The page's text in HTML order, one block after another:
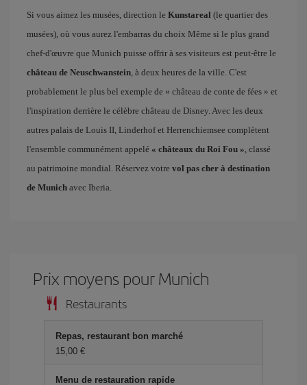
Si vous aimez les musées, direction le Kunstareal (le quartier des
musées), où vous aurez l'embarras du choix Même si le plus grand
chef-d'œuvre que Munich puisse offrir à ses visiteurs est peut-être le
château de Neuschwanstein, à deux heures de la ville. C'est
probablement le plus bel exemple de « château de conte de fées » et
l'inspiration derrière le célèbre château de Disney. Avec les deux
autres palais de Louis II, Linderhof et Herrenchiemsee complètent
l'ensemble communément appelé « châteaux du Roi Fou », classé
au patrimoine mondial. Réservez votre vol pas cher à destination
de Munich avec Iberia.
Prix ​​moyens pour Munich
Restaurants
Repas, restaurant bon marché
15,00 €
Menu de restauration rapide